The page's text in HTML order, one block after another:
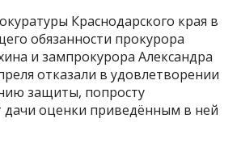
Краснодарского края в
обязанности прокурора
и зампрокурора Александра
отказали в удовлетворении
защиты, попросту
дачи оценки приведённым в ней